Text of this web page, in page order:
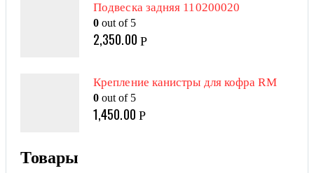
Подвеска задняя 110200020
0 out of 5
2,350.00 Р
Крепление канистры для кофра RM
0 out of 5
1,450.00 Р
Товары